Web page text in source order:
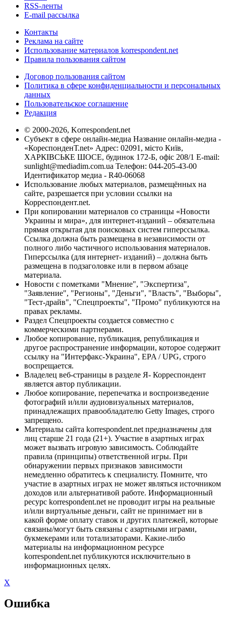
RSS-ленты
E-mail рассылка
Контакты
Реклама на сайте
Использование материалов korrespondent.net
Правила пользования сайтом
Договор пользования сайтом
Политика в сфере конфиденциальности и персональных
данных
Пользовательское соглашение
Редакция
© 2000-2026, Korrespondent.net
Субъект в сфере онлайн-медиа Название онлайн-медиа -
«КореспонденТ.net» Адрес: 02091, місто Київ,
ХАРКІВСЬКЕ ШОСЕ, будинок 172-Б, офіс 208/1 E-mail:
sunlight@mediadim.com.ua Телефон: 044-205-43-00
Идентификатор медиа - R40-06068
Использование любых материалов, размещённых на
сайте, разрешается при условии ссылки на
Корреспондент.net.
При копировании материалов со страницы «Новости
Украины и мира», для интернет-изданий – обязательна
прямая открытая для поисковых систем гиперссылка.
Ссылка должна быть размещена в независимости от
полного либо частичного использования материалов.
Гиперссылка (для интернет- изданий) – должна быть
размещена в подзаголовке или в первом абзаце
материала.
Новости с пометками "Мнение", "Экспертиза",
"Заявление", "Регионы", "Деньги", "Власть", "Выборы",
"Тест-драйв", "Спецпроекты", "Промо" публикуются на
правах рекламы.
Раздел Спецпроекты создается совместно с
коммерческими партнерами.
Любое копирование, публикация, републикация и
другое распространение информации, которое содержит
ссылку на "Интерфакс-Украина", EPA / UPG, строго
воспрещается.
Владелец веб-страницы в разделе Я- Корреспондент
является автор публикации.
Любое копирование, перепечатка и воспроизведение
фотографий и/или аудиовизуальных материалов,
принадлежащих правообладателю Getty Images, строго
запрещено.
Материалы сайта korrespondent.net предназначены для
лиц старше 21 года (21+). Участие в азартных играх
может вызвать игровую зависимость. Соблюдайте
правила (принципы) ответственной игры. При
обнаружении первых признаков зависимости
немедленно обратитесь к специалисту. Помните, что
участие в азартных играх не может являться источником
доходов или альтернативой работе. Информационный
ресурс korrespondent.net не проводит игры на реальные
и/или виртуальные деньги, сайт не принимает ни в
какой форме оплату ставок и других платежей, которые
связаны/могут быть связаны с азартными играми,
букмекерами или тотализаторами. Какие-либо
материалы на информационном ресурсе
korrespondent.net публикуются исключительно в
информационных целях.
X
Ошибка